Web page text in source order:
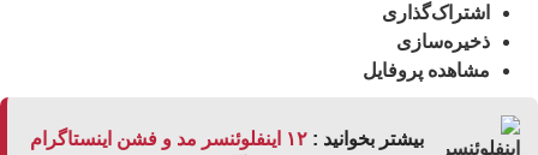
اشتراک‌گذاری
ذخیره‌سازی
مشاهده پروفایل
بیشتر بخوانید :
۱۲ اینفلوئنسر مد و فشن اینستاگرام